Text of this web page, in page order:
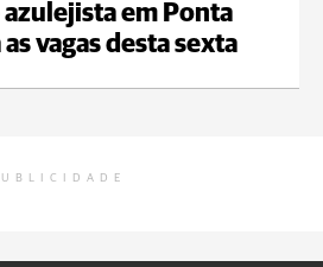
em Ponta
vagas desta sexta